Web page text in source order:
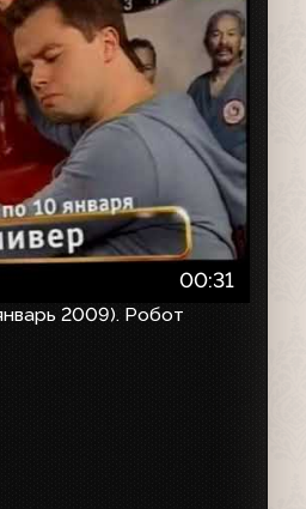
00:31
2009). Робот